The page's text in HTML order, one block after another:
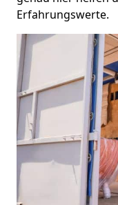
Erfahrungswerte.